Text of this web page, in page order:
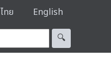
ไทย English
🔍︎